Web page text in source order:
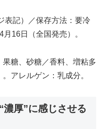
表記）／保存方法：要冷
16日（全国発売）。
糖、砂糖／香料、増粘多
アレルゲン：乳成分。
濃厚”に感じさせる